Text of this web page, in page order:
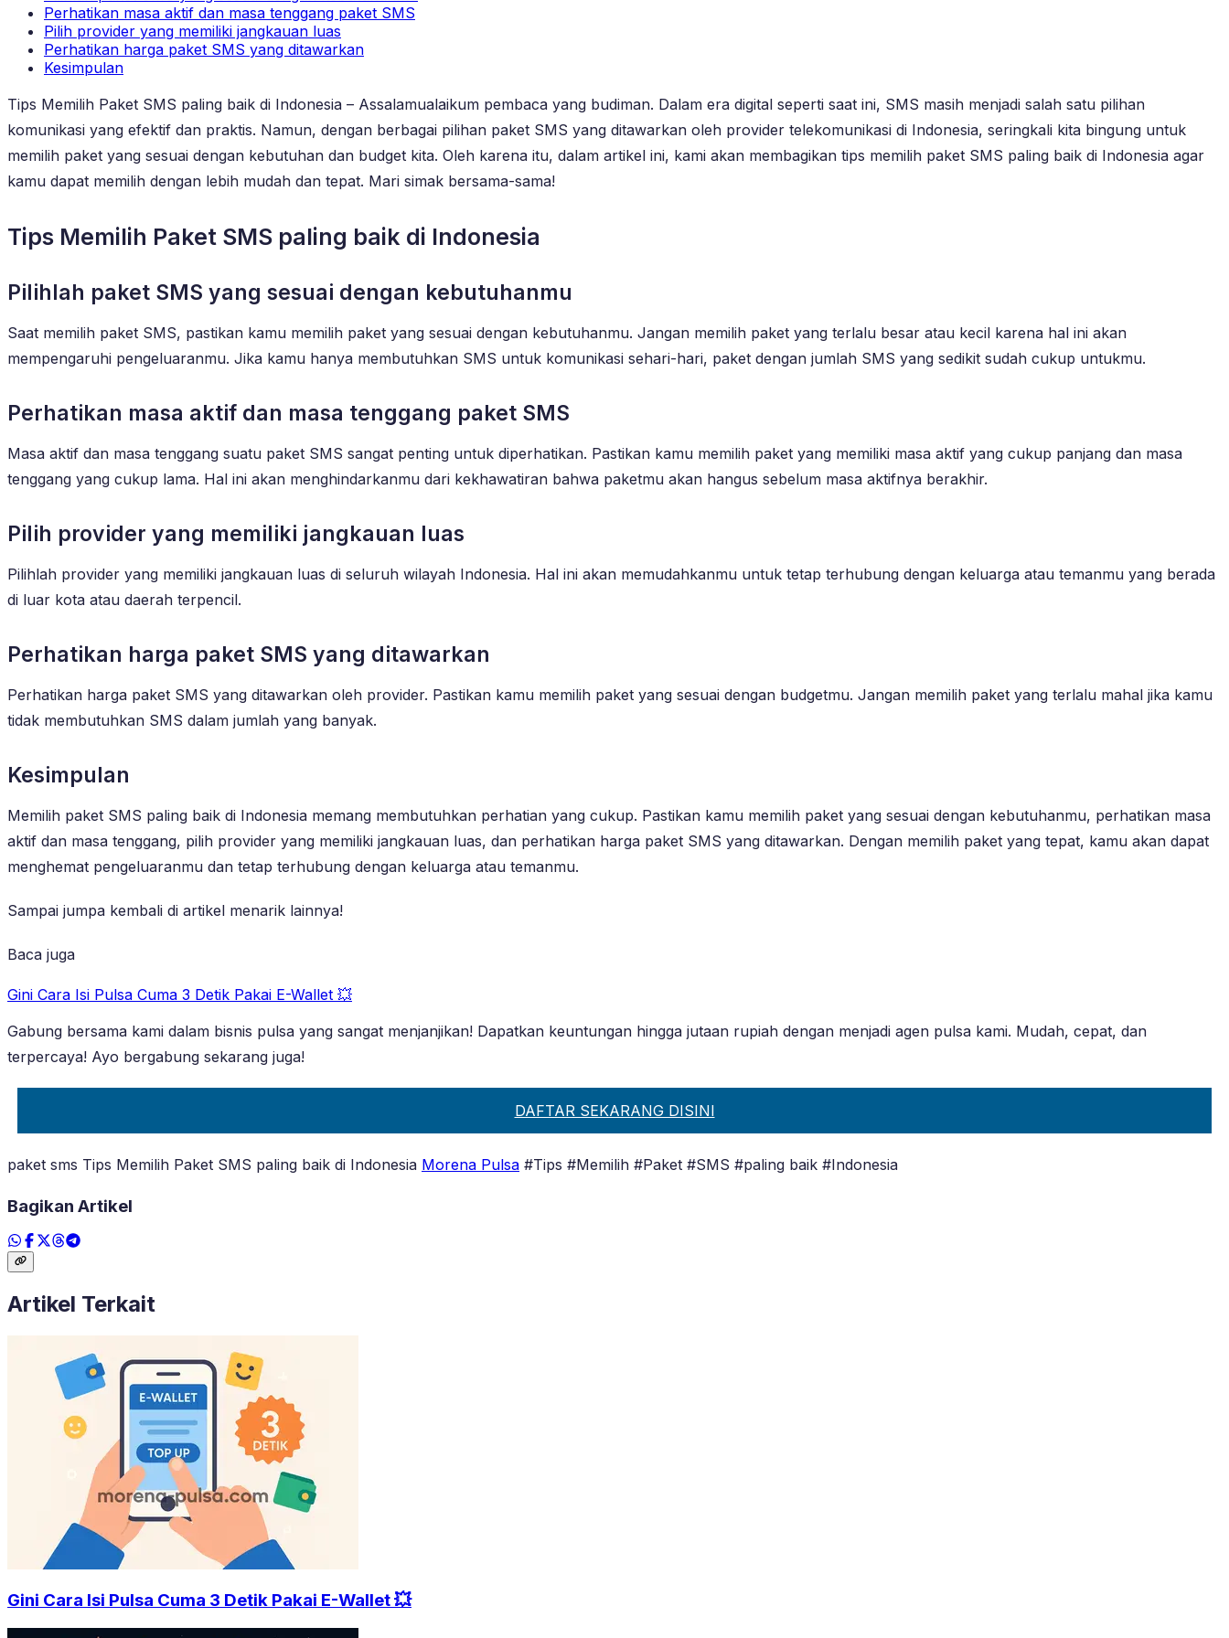
Perhatikan masa aktif dan masa tenggang paket SMS
Pilih provider yang memiliki jangkauan luas
Perhatikan harga paket SMS yang ditawarkan
Kesimpulan
Tips Memilih Paket SMS paling baik di Indonesia – Assalamualaikum pembaca yang budiman. Dalam era digital seperti saat ini, SMS masih menjadi salah satu pilihan
komunikasi yang efektif dan praktis. Namun, dengan berbagai pilihan paket SMS yang ditawarkan oleh provider telekomunikasi di Indonesia, seringkali kita bingung untuk
memilih paket yang sesuai dengan kebutuhan dan budget kita. Oleh karena itu, dalam artikel ini, kami akan membagikan tips memilih paket SMS paling baik di Indonesia agar
kamu dapat memilih dengan lebih mudah dan tepat. Mari simak bersama-sama!
Tips Memilih Paket SMS paling baik di Indonesia
Pilihlah paket SMS yang sesuai dengan kebutuhanmu
Saat memilih paket SMS, pastikan kamu memilih paket yang sesuai dengan kebutuhanmu. Jangan memilih paket yang terlalu besar atau kecil karena hal ini akan
mempengaruhi pengeluaranmu. Jika kamu hanya membutuhkan SMS untuk komunikasi sehari-hari, paket dengan jumlah SMS yang sedikit sudah cukup untukmu.
Perhatikan masa aktif dan masa tenggang paket SMS
Masa aktif dan masa tenggang suatu paket SMS sangat penting untuk diperhatikan. Pastikan kamu memilih paket yang memiliki masa aktif yang cukup panjang dan masa
tenggang yang cukup lama. Hal ini akan menghindarkanmu dari kekhawatiran bahwa paketmu akan hangus sebelum masa aktifnya berakhir.
Pilih provider yang memiliki jangkauan luas
Pilihlah provider yang memiliki jangkauan luas di seluruh wilayah Indonesia. Hal ini akan memudahkanmu untuk tetap terhubung dengan keluarga atau temanmu yang berada
di luar kota atau daerah terpencil.
Perhatikan harga paket SMS yang ditawarkan
Perhatikan harga paket SMS yang ditawarkan oleh provider. Pastikan kamu memilih paket yang sesuai dengan budgetmu. Jangan memilih paket yang terlalu mahal jika kamu
tidak membutuhkan SMS dalam jumlah yang banyak.
Kesimpulan
Memilih paket SMS paling baik di Indonesia memang membutuhkan perhatian yang cukup. Pastikan kamu memilih paket yang sesuai dengan kebutuhanmu, perhatikan masa
aktif dan masa tenggang, pilih provider yang memiliki jangkauan luas, dan perhatikan harga paket SMS yang ditawarkan. Dengan memilih paket yang tepat, kamu akan dapat
menghemat pengeluaranmu dan tetap terhubung dengan keluarga atau temanmu.
Sampai jumpa kembali di artikel menarik lainnya!
Baca juga
Gini Cara Isi Pulsa Cuma 3 Detik Pakai E-Wallet 💥
Gabung bersama kami dalam bisnis pulsa yang sangat menjanjikan! Dapatkan keuntungan hingga jutaan rupiah dengan menjadi agen pulsa kami. Mudah, cepat, dan
terpercaya! Ayo bergabung sekarang juga!
DAFTAR SEKARANG DISINI
paket sms Tips Memilih Paket SMS paling baik di Indonesia Morena Pulsa #Tips #Memilih #Paket #SMS #paling baik #Indonesia
Bagikan Artikel
Artikel Terkait
Gini Cara Isi Pulsa Cuma 3 Detik Pakai E-Wallet 💥